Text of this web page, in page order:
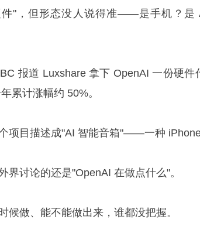
件"，但形态没人说得准——是手机？是
报道 Luxshare 拿下 OpenAI 一份硬件
累计涨幅约 50%。
项目描述成"AI 智能音箱"——一种 iPhone
界讨论的还是"OpenAI 在做点什么"。
候做、能不能做出来，谁都没把握。